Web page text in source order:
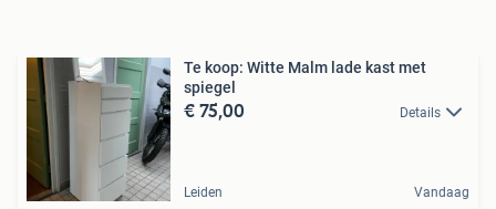
Te koop: Witte Malm lade kast met
spiegel
€ 75,00 Details
Leiden Vandaag